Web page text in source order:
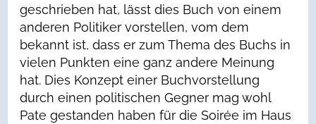
geschrieben hat, lässt dies Buch von einem
anderen Politiker vorstellen, vom dem
bekannt ist, dass er zum Thema des Buchs in
vielen Punkten eine ganz andere Meinung
hat. Dies Konzept einer Buchvorstellung
durch einen politischen Gegner mag wohl
Pate gestanden haben für die Soirée im Haus